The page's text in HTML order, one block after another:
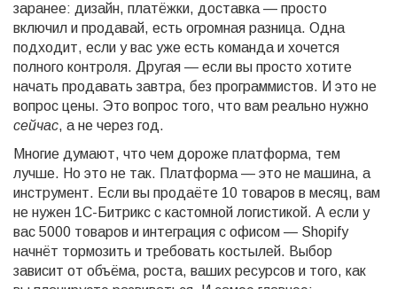
заранее: дизайн, платёжки, доставка — просто
включил и продавай, есть огромная разница. Одна
подходит, если у вас уже есть команда и хочется
полного контроля. Другая — если вы просто хотите
начать продавать завтра, без программистов. И это не
вопрос цены. Это вопрос того, что вам реально нужно
сейчас, а не через год.
Многие думают, что чем дороже платформа, тем
лучше. Но это не так. Платформа — это не машина, а
инструмент. Если вы продаёте 10 товаров в месяц, вам
не нужен 1С-Битрикс с кастомной логистикой. А если у
вас 5000 товаров и интеграция с офисом — Shopify
начнёт тормозить и требовать костылей. Выбор
зависит от объёма, роста, ваших ресурсов и того, как